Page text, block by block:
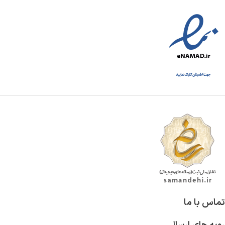
تماس با ما